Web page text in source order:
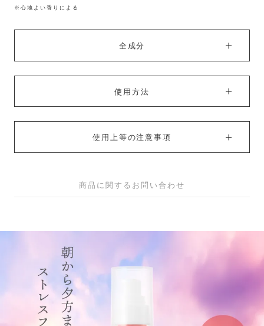
※心地よい香りによる
全成分
使用方法
使用上等の注意事項
商品に関するお問い合わせ